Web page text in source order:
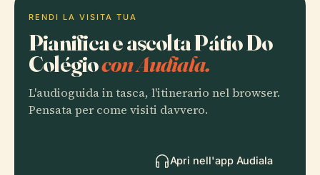
RENDI LA VISITA TUA
Pianifica e ascolta Pátio Do
Colégiocon Audiala.
L'audioguida in tasca, l'itinerario nel browser.
Pensata per come visiti davvero.
Apri nell'app Audiala